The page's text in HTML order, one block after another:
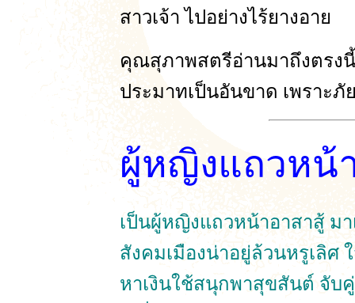
สาวเจ้า ไปอย่างไร้ยางอาย
คุณสุภาพสตรีอ่านมาถึงตรงนี้
ประมาทเป็นอันขาด เพราะ
ผู้หญิงแถวหน้
เป็นผู้หญิงแถวหน้าอาสาสู้ ม
สังคมเมืองน่าอยู่ล้วนหรูเลิศ
หาเงินใช้สนุกพาสุขสันต์ จับ